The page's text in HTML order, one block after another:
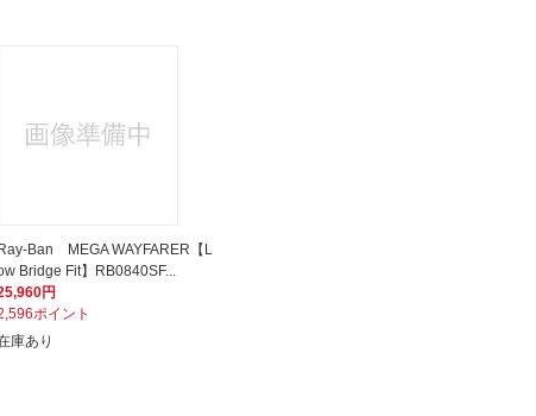
Ray-Ban MEGA WAYFARER【L
Bridge Fit】RB0840SF...
円
ポイント
庫あり